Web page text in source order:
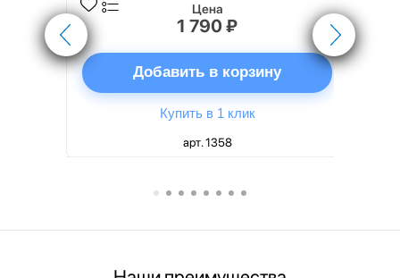
Цена
1 790 ₽
Добавить в корзину
Купить в 1 клик
арт. 1358